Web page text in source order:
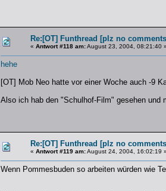
Re:[OT] Funthread [plz no
« Antwort #118 am:August 23, 2004, 08:21:40
hehe
[OT] Mob Neo hatte vor einer Woche auch -9
Also ich hab den "Schulhof-Film" gesehen
Re:[OT] Funthread [plz no
« Antwort #119 am:August 24, 2004, 16:02:19
Wenn Pommesbuden so arbeiten würden wie